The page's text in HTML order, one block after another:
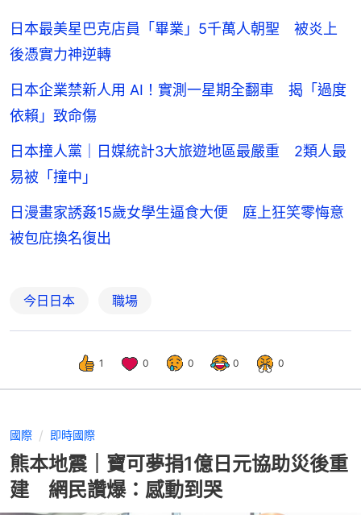
日本最美星巴克店員「畢業」5千萬人朝聖 被炎上
後憑實力神逆轉
日本企業禁新人用 AI！實測一星期全翻車 揭「過度
依賴」致命傷
日本撞人黨｜日媒統計3大旅遊地區最嚴重 2類人最
易被「撞中」
日漫畫家誘姦15歲女學生逼食大便 庭上狂笑零悔意
被包庇換名復出
今日日本 職場
1 0 0 0 0
國際 即時國際
熊本地震｜寶可夢捐1億日元協助災後重
建 網民讚爆：感動到哭